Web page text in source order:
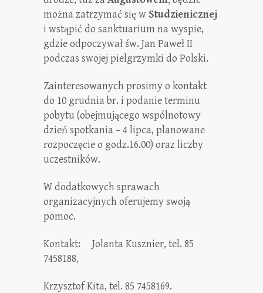
można zatrzymać się w Studzienicznej
i wstąpić do sanktuarium na wyspie,
gdzie odpoczywał św. Jan Paweł II
podczas swojej pielgrzymki do Polski.
Zainteresowanych prosimy o kontakt
do 10 grudnia br. i podanie terminu
pobytu (obejmującego wspólnotowy
dzień spotkania – 4 lipca, planowane
rozpoczęcie o godz.16.00) oraz liczby
uczestników.
W dodatkowych sprawach
organizacyjnych oferujemy swoją
pomoc.
Kontakt: Jolanta Kusznier, tel. 85
7458188,
Krzysztof Kita, tel. 85 7458169.